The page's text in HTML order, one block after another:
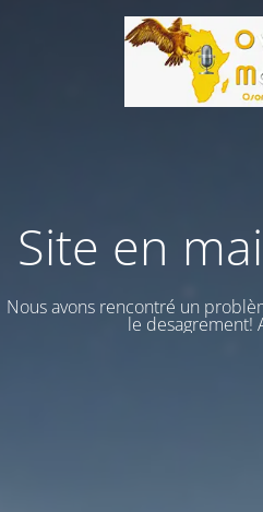
Site en
Nous avons rencontré un
le desagrement!